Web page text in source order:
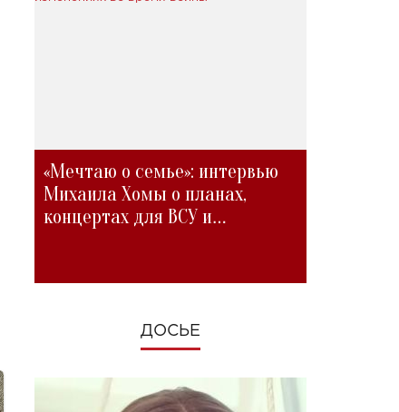
«Мечтаю о семье»: интервью
Михаила Хомы о планах,
концертах для ВСУ и
ДОСЬЕ